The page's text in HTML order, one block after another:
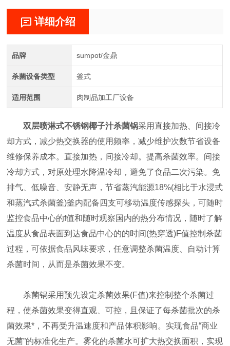
详细介绍
品牌 sumpot/金鼎
杀菌设备类型 釜式
适用范围 肉制品加工厂设备
双层喷淋式不锈钢椰子汁杀菌锅采用直接加热、间接冷
却方式，减少热交换器的使用频率，减少维护次数节省设备
维修保养成本。直接加热，间接冷却。提高杀菌效率。间接
冷却方式，对原处理水降温冷却，避免了食品二次污染。免
排气、低噪音、安静无声，节省蒸汽能源18%(相比于水浸式
和蒸汽式杀菌釜)釜内配备四支可移动温度传感探头，可随时
监控食品中心的f值和随时观察国内的热分布情况，随时了解
温度从食品表面到达食品中心的的时间(热穿透)F值控制杀菌
过程，可依据食品风味要求，任意调整杀菌温度、自动计算
杀菌时间，从而是杀菌效果不变。
杀菌锅采用预先设定杀菌效果(F值)来控制整个杀菌过
程，使杀菌效果变得直观、可控，且保证了每杀菌批次的杀
菌效果*，不再受升温速度和产品体积影响。实现食品“商业
无菌”的标准化生产。雾化的杀菌水可扩大热交换面积，实现